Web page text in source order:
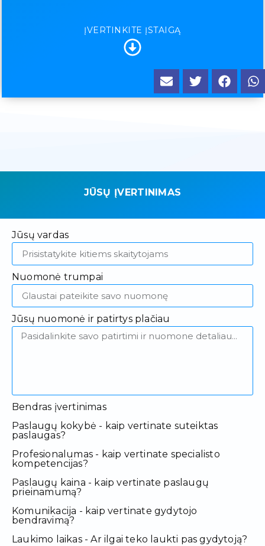
ĮVERTINKITE ĮSTAIGĄ
JŪSŲ ĮVERTINIMAS
Jūsų vardas
Nuomonė trumpai
Jūsų nuomonė ir patirtys plačiau
Bendras įvertinimas
Paslaugų kokybė - kaip vertinate suteiktas
paslaugas?
Profesionalumas - kaip vertinate specialisto
kompetencijas?
Paslaugų kaina - kaip vertinate paslaugų
prieinamumą?
Komunikacija - kaip vertinate gydytojo
bendravimą?
Laukimo laikas - Ar ilgai teko laukti pas gydytoją?